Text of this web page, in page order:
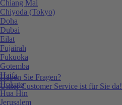
Haben Sie Fragen?
Unser Customer Service ist für Sie da!
Chiang Mai
Chiyoda (Tokyo)
Doha
Dubai
Eilat
Fujairah
Fukuoka
Gotemba
Haifa
Hokuto
Hua Hin
Jerusalem